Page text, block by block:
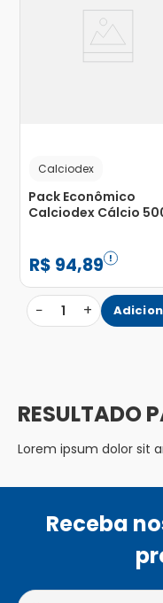
Calciodex
Pack Econômico
Calciodex Cálcio
R$ 94,89
− 1 +
Lorem ipsum dolor sit
Receba